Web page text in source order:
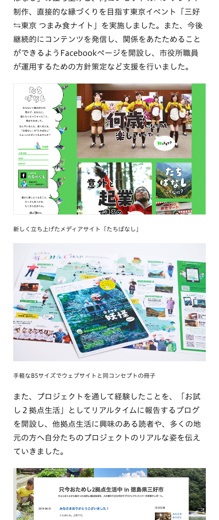
制作、直接的な縁づくりを目指す東京イベント「三好
⇆東京 つまみ食ナイト」を実施しました。また、今後
継続的にコンテンツを発信し、関係をあたためること
ができるようFacebookページを開設し、市役所職員
が運用するための方針策定など支援を行いました。
新しく立ち上げたメディアサイト「たちばなし」
手軽なB5サイズでウェブサイトと同コンセプトの冊子
また、プロジェクトを通して経験したことを、「お試
し２拠点生活」としてリアルタイムに報告するブログ
を開設し、他拠点生活に興味のある読者や、多くの地
元の方へ自分たちのプロジェクトのリアルな姿を伝え
ていきました。